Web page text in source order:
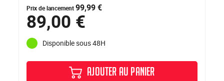
Prix de lancement99,99 €
89,00 €
Disponible sous 48H
AJOUTER AU PANIER